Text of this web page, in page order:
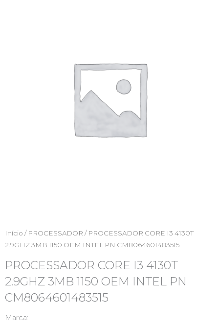
Início / PROCESSADOR / PROCESSADOR CORE I3 4130T
2.9GHZ 3MB 1150 OEM INTEL PN CM8064601483515
PROCESSADOR CORE I3 4130T
2.9GHZ 3MB 1150 OEM INTEL PN
CM8064601483515
Marca: